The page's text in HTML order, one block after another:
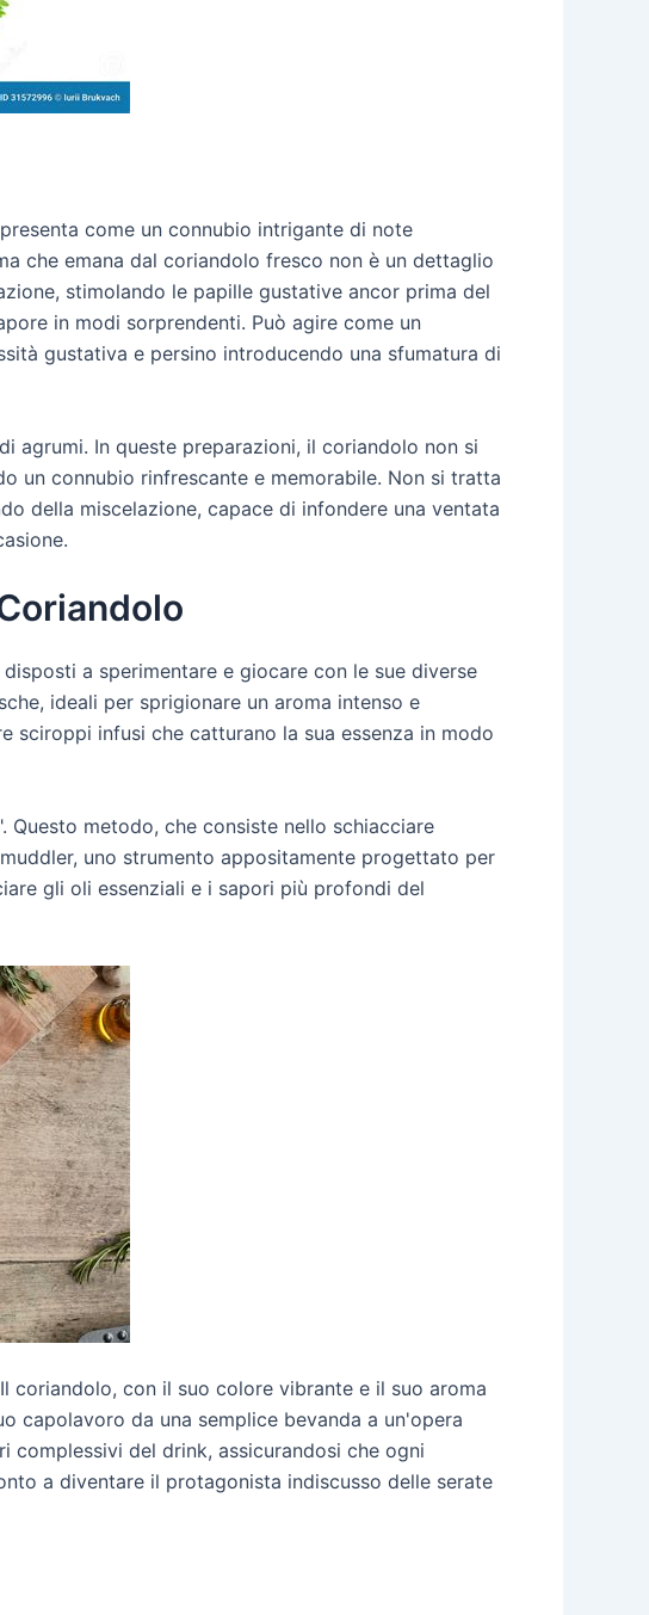
come un connubio intrigante di note
che emana dal coriandolo fresco non è un dettaglio
stimolando le papille gustative ancor prima del
in modi sorprendenti. Può agire come un
gustativa e persino introducendo una sfumatura di
agrumi. In queste preparazioni, il coriandolo non si
un connubio rinfrescante e memorabile. Non si tratta
della miscelazione, capace di infondere una ventata
a sperimentare e giocare con le sue diverse
ideali per sprigionare un aroma intenso e
sciroppi infusi che catturano la sua essenza in modo
Questo metodo, che consiste nello schiacciare
uno strumento appositamente progettato per
gli oli essenziali e i sapori più profondi del
coriandolo, con il suo colore vibrante e il suo aroma
capolavoro da una semplice bevanda a un'opera
complessivi del drink, assicurandosi che ogni
a diventare il protagonista indiscusso delle serate